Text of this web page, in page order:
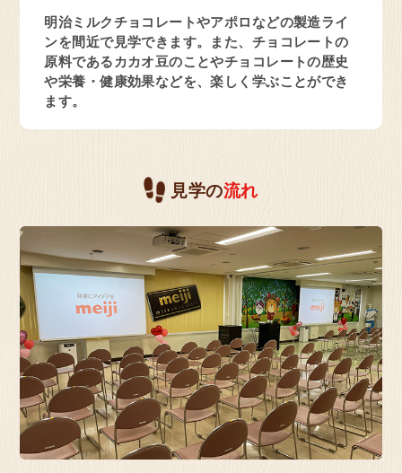
愛知県 稲沢市
乳製品の工場
明治なるほどファクトリー
愛知
大阪府 高槻市
お菓子の工場
明治なるほどファクトリー
大阪(高槻市)
見学予約・お問い合わせ
大阪府 貝塚市
乳製品の工場
明治ミルクチョコレートやアポロなどの製造ライ
ンを間近で見学できます。また、チョコレートの
原料であるカカオ豆のことやチョコレートの歴史
や栄養・健康効果などを、楽しく学ぶことができ
ます。
見学の流れ